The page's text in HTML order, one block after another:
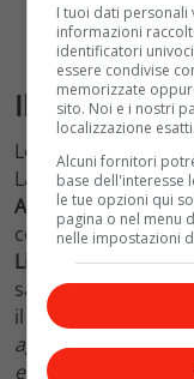
Il messaggio
Le ricerche di
La
Fiat Punto nera
Austriadomenica
controllo stradale
Lienz
, nel Tirolo
sarebbero invece,
il suo ritorno in Italia.
aggiornamenti sul
epilogo diverso
”
I tuoi dati personali
informazioni
identificatori
essere condivise
memorizzate
sito. Noi e i nostri
localizzazione esatti.
Alcuni fornitori
base dell'interesse
le tue opzioni qui
pagina o nel menu
nelle impostazioni